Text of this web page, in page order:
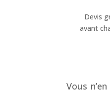
Devis
avant
Vous